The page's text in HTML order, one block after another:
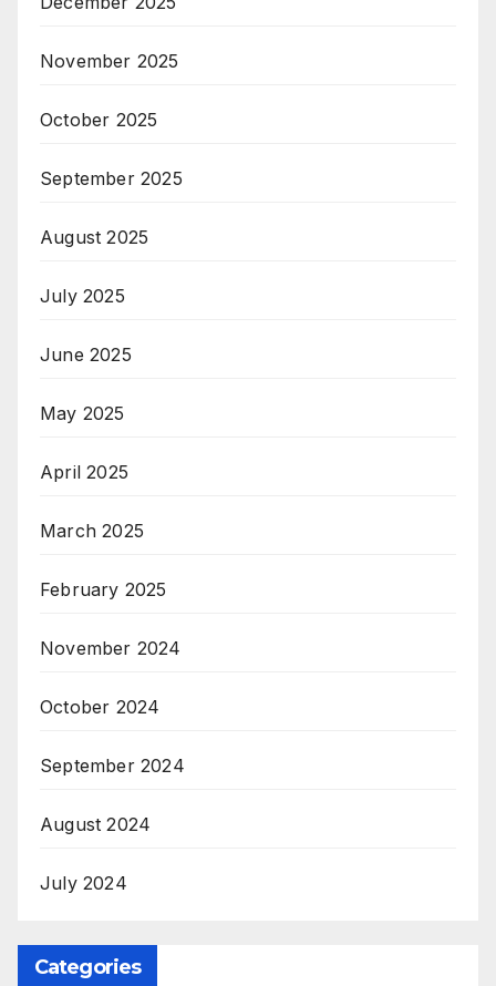
November 2025
October 2025
September 2025
August 2025
July 2025
June 2025
May 2025
April 2025
March 2025
February 2025
November 2024
October 2024
September 2024
August 2024
July 2024
Categories